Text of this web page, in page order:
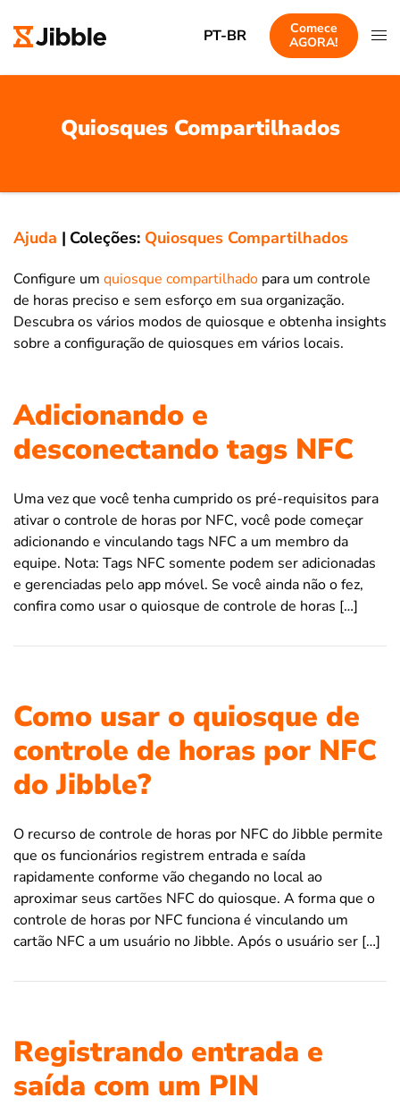
PT-BR
Comece
AGORA!
Quiosques Compartilhados
Ajuda | Coleções: Quiosques Compartilhados
Configure um quiosque compartilhado para um controle
de horas preciso e sem esforço em sua organização.
Descubra os vários modos de quiosque e obtenha insights
sobre a configuração de quiosques em vários locais.
Adicionando e
desconectando tags NFC
Uma vez que você tenha cumprido os pré-requisitos para
ativar o controle de horas por NFC, você pode começar
adicionando e vinculando tags NFC a um membro da
equipe. Nota: Tags NFC somente podem ser adicionadas
e gerenciadas pelo app móvel. Se você ainda não o fez,
confira como usar o quiosque de controle de horas […]
Como usar o quiosque de
controle de horas por NFC
do Jibble?
O recurso de controle de horas por NFC do Jibble permite
que os funcionários registrem entrada e saída
rapidamente conforme vão chegando no local ao
aproximar seus cartões NFC do quiosque. A forma que o
controle de horas por NFC funciona é vinculando um
cartão NFC a um usuário no Jibble. Após o usuário ser […]
Registrando entrada e
saída com um PIN